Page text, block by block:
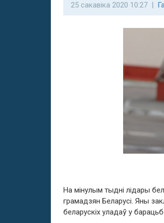
25 сакавіка 2020 10:27 |
На мінулым тыдні лідары
грамадзян Беларусі. Яны
беларускіх уладаў у